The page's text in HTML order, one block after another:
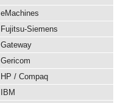
eMachines
Fujitsu-Siemens
Gateway
Gericom
HP / Compaq
IBM